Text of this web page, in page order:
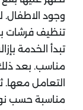
وجود الاطفال.
تنظيف فرشات
تبدأ الخدمة
مناسب. بعد
التعامل
مناسبة حسب